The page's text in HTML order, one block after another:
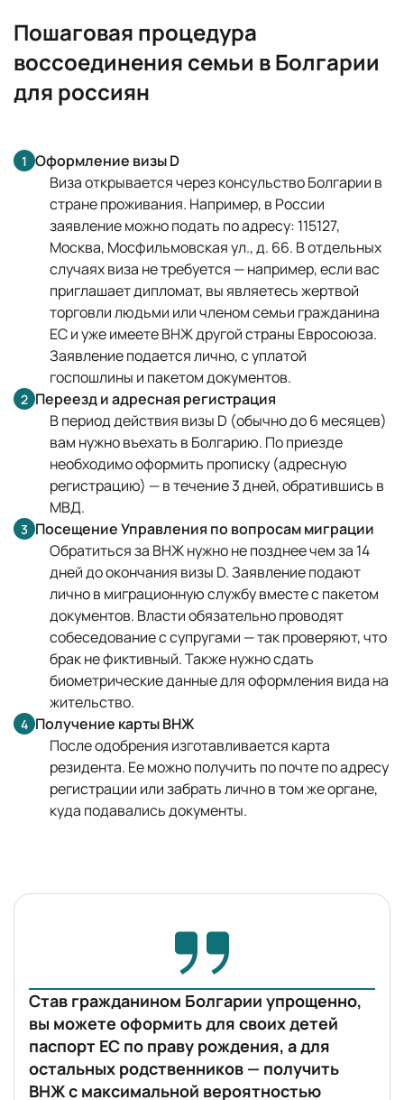
Пошаговая процедура
воссоединения семьи в Болгарии
для россиян
1 Оформление визы D
Виза открывается через консульство Болгарии в
стране проживания. Например, в России
заявление можно подать по адресу: 115127,
Москва, Мосфильмовская ул., д. 66. В отдельных
случаях виза не требуется — например, если вас
приглашает дипломат, вы являетесь жертвой
торговли людьми или членом семьи гражданина
ЕС и уже имеете ВНЖ другой страны Евросоюза.
Заявление подается лично, с уплатой
госпошлины и пакетом документов.
2 Переезд и адресная регистрация
В период действия визы D (обычно до 6 месяцев)
вам нужно въехать в Болгарию. По приезде
необходимо оформить прописку (адресную
регистрацию) — в течение 3 дней, обратившись в
МВД.
3 Посещение Управления по вопросам миграции
Обратиться за ВНЖ нужно не позднее чем за 14
дней до окончания визы D. Заявление подают
лично в миграционную службу вместе с пакетом
документов. Власти обязательно проводят
собеседование с супругами — так проверяют, что
брак не фиктивный. Также нужно сдать
биометрические данные для оформления вида на
жительство.
4 Получение карты ВНЖ
После одобрения изготавливается карта
резидента. Ее можно получить по почте по адресу
регистрации или забрать лично в том же органе,
куда подавались документы.
Став гражданином Болгарии упрощенно,
вы можете оформить для своих детей
паспорт ЕС по праву рождения, а для
остальных родственников — получить
ВНЖ с максимальной вероятностью